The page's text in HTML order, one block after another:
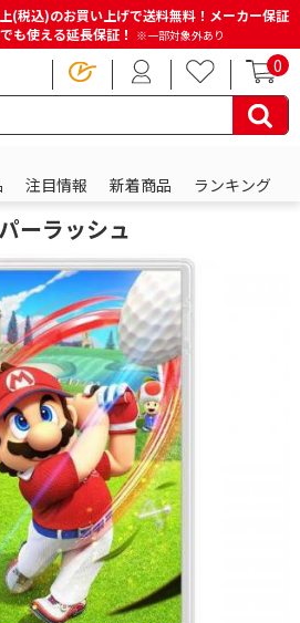
(税込)のお買い上げで送料無料！メーカー保証
も使える延長保証！ ※一部対象外あり
0
注目情報 新着商品 ランキング
ゲーム
ソフト）
ーラッシュ